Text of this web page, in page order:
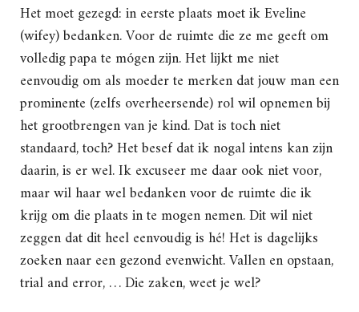
Het moet gezegd: in eerste plaats moet ik Eveline
(wifey) bedanken. Voor de ruimte die ze me geeft om
volledig papa te mógen zijn. Het lijkt me niet
eenvoudig om als moeder te merken dat jouw man een
prominente (zelfs overheersende) rol wil opnemen bij
het grootbrengen van je kind. Dat is toch niet
standaard, toch? Het besef dat ik nogal intens kan zijn
daarin, is er wel. Ik excuseer me daar ook niet voor,
maar wil haar wel bedanken voor de ruimte die ik
krijg om die plaats in te mogen nemen. Dit wil niet
zeggen dat dit heel eenvoudig is hé! Het is dagelijks
zoeken naar een gezond evenwicht. Vallen en opstaan,
trial and error, … Die zaken, weet je wel?